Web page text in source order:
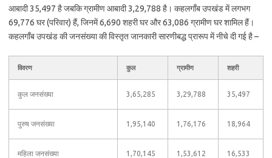
आबादी 35,497 है जबकि ग्रामीण आबादी 3,29,788 है। कहलगाँब उपखंड में लगभग
69,776 घर (परिवार) हैं, जिनमें 6,690 शहरी घर और 63,086 ग्रामीण घर शामिल हैं।
कहलगाँब उपखंड की जनसंख्या की विस्तृत जानकारी सारणीबद्ध प्रारूप में नीचे दी गई है –
विवरण कुल ग्रामीण शहरी
कुल जनसंख्या 3,65,285 3,29,788 35,497
पुरुष जनसंख्या 1,95,140 1,76,176 18,964
महिला जनसंख्या 1,70,145 1,53,612 16,533